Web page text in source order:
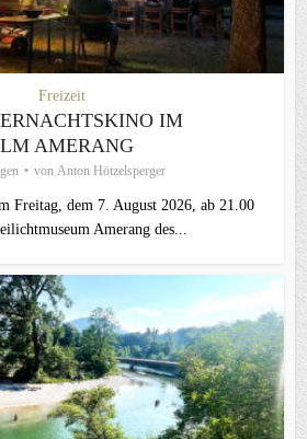
Freizeit
IM
AMERANG
von Anton Hötzelsperger
Freitag, dem 7. August 2026, ab 21.00
Amerang des...